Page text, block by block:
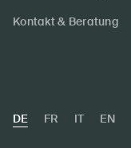
Kontakt & Beratung
DE FR IT EN